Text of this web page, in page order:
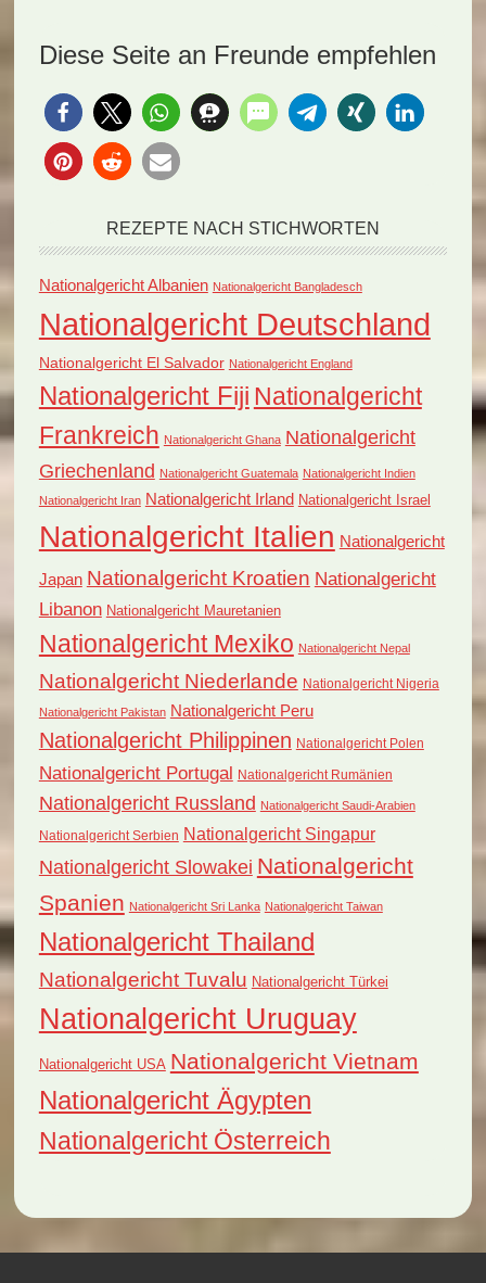
Diese Seite an Freunde empfehlen
REZEPTE NACH STICHWORTEN
Nationalgericht Albanien Nationalgericht Bangladesch
Nationalgericht Deutschland
Nationalgericht El Salvador Nationalgericht England
Nationalgericht Fiji Nationalgericht
Frankreich Nationalgericht Ghana Nationalgericht
Griechenland Nationalgericht Guatemala Nationalgericht Indien
Nationalgericht Iran Nationalgericht Irland Nationalgericht Israel
Nationalgericht Italien Nationalgericht
Japan Nationalgericht Kroatien Nationalgericht
Libanon Nationalgericht Mauretanien
Nationalgericht Mexiko Nationalgericht Nepal
Nationalgericht Niederlande Nationalgericht Nigeria
Nationalgericht Pakistan Nationalgericht Peru
Nationalgericht Philippinen Nationalgericht Polen
Nationalgericht Portugal Nationalgericht Rumänien
Nationalgericht Russland Nationalgericht Saudi-Arabien
Nationalgericht Serbien Nationalgericht Singapur
Nationalgericht Slowakei Nationalgericht
Spanien Nationalgericht Sri Lanka Nationalgericht Taiwan
Nationalgericht Thailand
Nationalgericht Tuvalu Nationalgericht Türkei
Nationalgericht Uruguay
Nationalgericht USA Nationalgericht Vietnam
Nationalgericht Ägypten
Nationalgericht Österreich